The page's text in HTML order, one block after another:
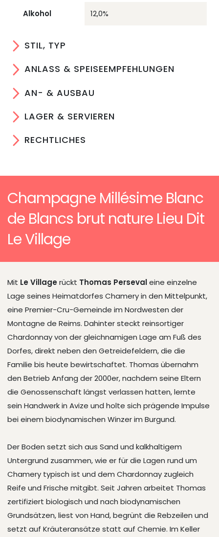
Alkohol 12,0%
STIL, TYP
ANLASS & SPEISEEMPFEHLUNGEN
AN- & AUSBAU
LAGER & SERVIEREN
RECHTLICHES
Champagne Millésime Blanc
de Blancs brut nature Lieu Dit
Le Village
Mit Le Villagerückt Thomas Persevaleine einzelne
Lage seines Heimatdorfes Chamery in den Mittelpunkt,
eine Premier-Cru-Gemeinde im Nordwesten der
Montagne de Reims. Dahinter steckt reinsortiger
Chardonnay von der gleichnamigen Lage am Fuß des
Dorfes, direkt neben den Getreidefeldern, die die
Familie bis heute bewirtschaftet. Thomas übernahm
den Betrieb Anfang der 2000er, nachdem seine Eltern
die Genossenschaft längst verlassen hatten, lernte
sein Handwerk in Avize und holte sich prägende Impulse
bei einem biodynamischen Winzer im Burgund.
Der Boden setzt sich aus Sand und kalkhaltigem
Untergrund zusammen, wie er für die Lagen rund um
Chamery typisch ist und dem Chardonnay zugleich
Reife und Frische mitgibt. Seit Jahren arbeitet Thomas
zertifiziert biologisch und nach biodynamischen
Grundsätzen, liest von Hand, begrünt die Rebzeilen und
setzt auf Kräuteransätze statt auf Chemie. Im Keller